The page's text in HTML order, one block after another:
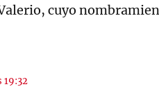
cuyo
19:32